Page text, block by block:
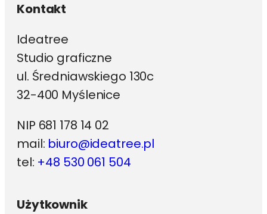
Kontakt
Ideatree
Studio graficzne
ul. Średniawskiego 130c
32-400 Myślenice
NIP 681 178 14 02
mail: biuro@ideatree.pl
tel: +48 530 061 504
Użytkownik